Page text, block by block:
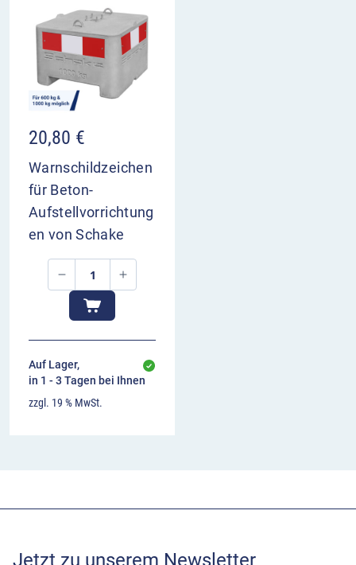
20,80 €
Warnschildzeichen
für Beton-
Aufstellvorrichtung
en von Schake
Auf Lager,
in 1 - 3 Tagen bei Ihnen
zzgl. 19 % MwSt.
Jetzt zu unserem Newsletter